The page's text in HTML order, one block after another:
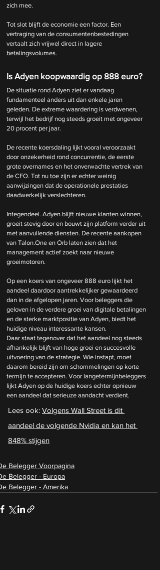
zich mee.
Tot slot blijft de economie een factor. Een
vertraging van de consumentenbestedingen
vertaalt zich vrijwel direct in lagere
betalingsvolumes.
Is Adyen koopwaardig op 888 euro?
De situatie rond Adyen ziet er vandaag
fundamenteel anders uit dan enkele jaren
geleden. De extreme waardering is verdwenen,
terwijl het bedrijf nog steeds groeit met ongeveer
20 procent per jaar.
De recente koersdaling lijkt vooral veroorzaakt
door onzekerheid rond concurrentie, de eerste
grote overnames en het onverwachte vertrek van
de CFO. Tot nu toe zijn er echter weinig
aanwijzingen dat de operationele prestaties
daadwerkelijk verslechteren.
Integendeel. Adyen blijft nieuwe klanten winnen,
groeit stevig door en bouwt zijn platform verder uit
met aanvullende diensten. De recente aankopen
van Talon.One en Orb laten zien dat het
management actief zoekt naar nieuwe
groeimotoren.
Op een koers van ongeveer 888 euro lijkt het
aandeel daardoor aantrekkelijker gewaardeerd
dan in de afgelopen jaren. Voor beleggers die
geloven in de verdere groei van digitale betalingen
en de sterke marktpositie van Adyen, biedt het
huidige niveau interessante kansen.
Daar staat tegenover dat het aandeel nog steeds
afhankelijk blijft van hoge groei en succesvolle
uitvoering van de strategie. Wie instapt, moet
daarom bereid zijn om schommelingen op korte
termijn te accepteren. Voor langetermijnbeleggers
lijkt Adyen op de huidige koers echter opnieuw
een aandeel dat serieuze aandacht verdient.
Lees ook: Volgens Wall Street is dit
aandeel de volgende Nvidia en kan het
848% stijgen
Belegger Voorpagina
Belegger - Europa
Belegger - Amerika